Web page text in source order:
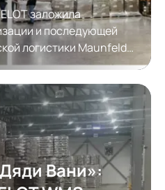
заложила
и последующей
логистики Maunfeld
Вани»: